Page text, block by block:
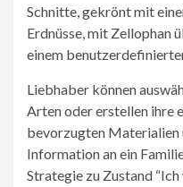
Schnitte, gekrönt mit
Erdnüsse, mit Zellophan
einem
Liebhaber können
Arten oder erstellen ihre
bevorzugten Materialien
Information an ein
Strategie zu Zustand